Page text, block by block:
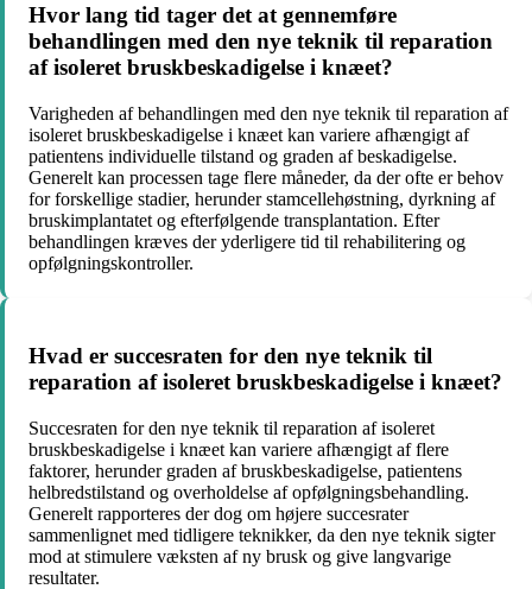
Hvor lang tid tager det at gennemføre
behandlingen med den nye teknik til reparation
af isoleret bruskbeskadigelse i knæet?
Varigheden af behandlingen med den nye teknik til reparation af
isoleret bruskbeskadigelse i knæet kan variere afhængigt af
patientens individuelle tilstand og graden af beskadigelse.
Generelt kan processen tage flere måneder, da der ofte er behov
for forskellige stadier, herunder stamcellehøstning, dyrkning af
bruskimplantatet og efterfølgende transplantation. Efter
behandlingen kræves der yderligere tid til rehabilitering og
opfølgningskontroller.
Hvad er succesraten for den nye teknik til
reparation af isoleret bruskbeskadigelse i knæet?
Succesraten for den nye teknik til reparation af isoleret
bruskbeskadigelse i knæet kan variere afhængigt af flere
faktorer, herunder graden af bruskbeskadigelse, patientens
helbredstilstand og overholdelse af opfølgningsbehandling.
Generelt rapporteres der dog om højere succesrater
sammenlignet med tidligere teknikker, da den nye teknik sigter
mod at stimulere væksten af ny brusk og give langvarige
resultater.